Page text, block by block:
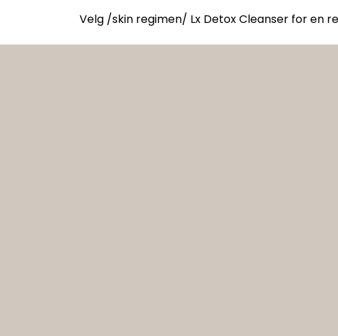
Velg /skin regimen/ Lx Detox Cleanser for en